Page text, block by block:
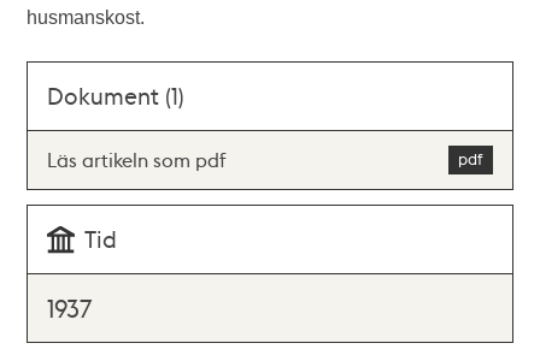
husmanskost.
Dokument (1)
Läs artikeln som pdf
Tid
1937